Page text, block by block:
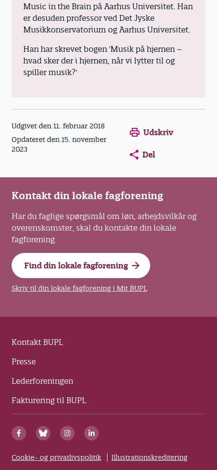
Music in the Brain på Aarhus Universitet. Han
er desuden professor ved Det Jyske
Musikkonservatorium og Aarhus Universitet.
Han har skrevet bogen 'Musik på hjernen –
hvad sker der i hjernen, når vi lytter til og
spiller musik?'
Udgivet den 11. februar 2018
Opdateret den 15. november
2023
Opens in a new window
Opens in a new
Udskriv
Del
Kontakt din lokale fagforening
Har du faglige spørgsmål om løn, arbejdsvilkår og
overenskomster, skal du kontakte din lokale
fagforening.
Find din lokale fagforening
Skriv til din lokale fagforening i Mit BUPL
Kontakt BUPL
Presse
Lederforeningen
Fakturering til BUPL
Cookie- og privatlivspolitik Illustrationskreditering